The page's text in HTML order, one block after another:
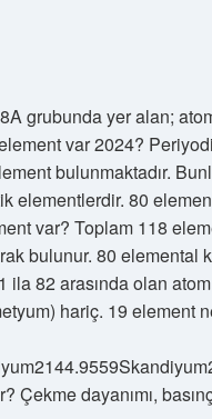
grubunda yer alan;
var 2024?
bulunmaktadır.
elementlerdir. 80
var? Toplam 118
bulunur. 80 elemental
ila 82 arasında olan
hariç. 19 element
Çekme dayanımı,